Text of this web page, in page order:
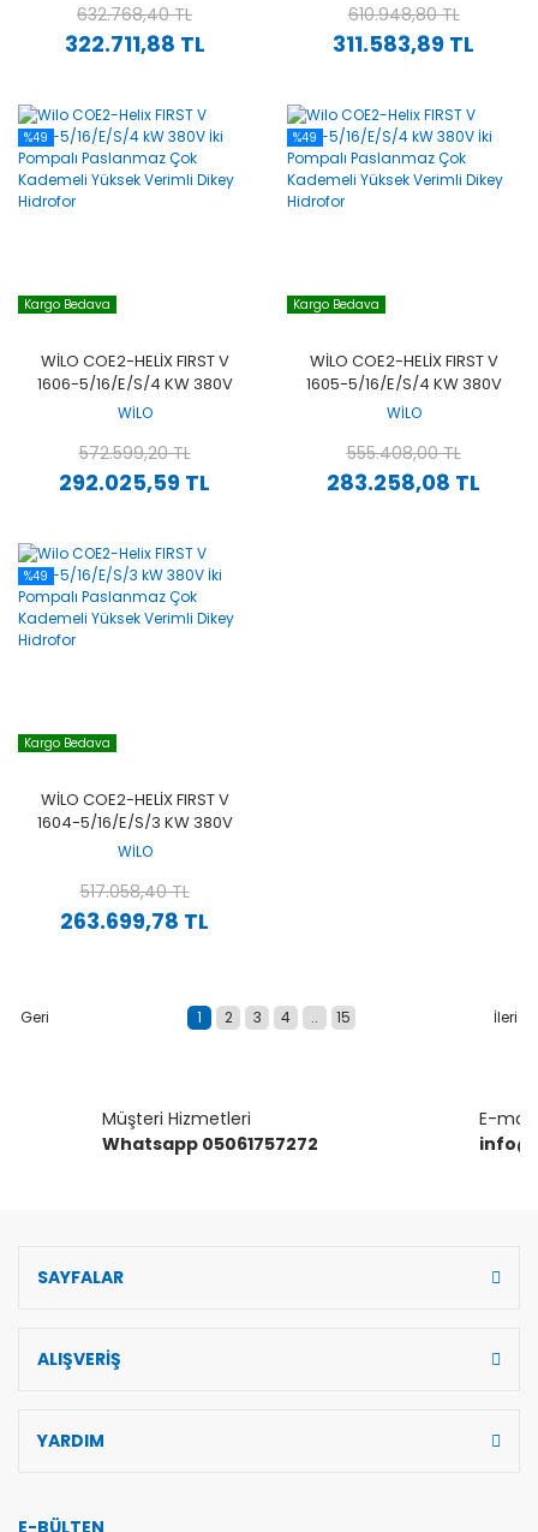
VERIMLI DIKEY HIDROFOR
322.711,88 TL
632.768,40 TL
VERIMLI DIKEY HIDROFOR
311.583,89 TL
610.948,80 TL
%49
Kargo Bedava
WILO COE2-HELIX FIRST V
1606-5/16/E/S/4 KW 380V
İKI POMPALI PASLANMAZ
VERIMLI DIKEY HIDROFOR
WİLO
292.025,59 TL
572.599,20 TL
%49
Kargo Bedava
WILO COE2-HELIX FIRST V
1605-5/16/E/S/4 KW 380V
İKI POMPALI PASLANMAZ
VERIMLI DIKEY HIDROFOR
WİLO
283.258,08 TL
555.408,00 TL
%49
Kargo Bedava
WILO COE2-HELIX FIRST V
1604-5/16/E/S/3 KW 380V
İKI POMPALI PASLANMAZ
VERIMLI DIKEY HIDROFOR
WİLO
263.699,78 TL
517.058,40 TL
1 2 3 4 .. 15
Müşteri Hizmetleri
Whatsapp 05061757272
E-mail
SAYFALAR
ALIŞVERİŞ
YARDIM
E-BÜLTEN